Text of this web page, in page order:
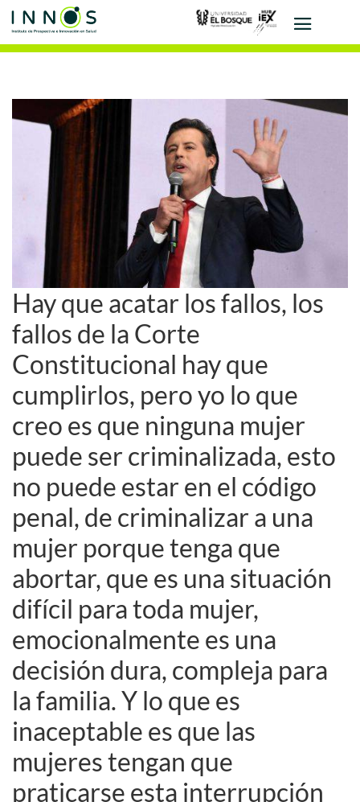
Hay que acatar los fallos, los
fallos de la Corte
Constitucional hay que
cumplirlos, pero yo lo que
creo es que ninguna mujer
puede ser criminalizada, esto
no puede estar en el código
penal, de criminalizar a una
mujer porque tenga que
abortar, que es una situación
difícil para toda mujer,
emocionalmente es una
decisión dura, compleja para
la familia. Y lo que es
inaceptable es que las
mujeres tengan que
praticarse esta interrupción